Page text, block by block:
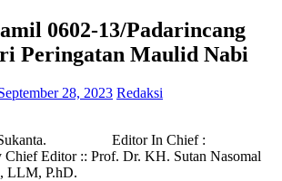
0602-13/Padarincang
Peringatan Maulid Nabi
28, 2023 Redaksi
Sukanta. Editor In Chief :
Chief Editor :: Prof. Dr. KH. Sutan Nasomal
LLM, P.hD.